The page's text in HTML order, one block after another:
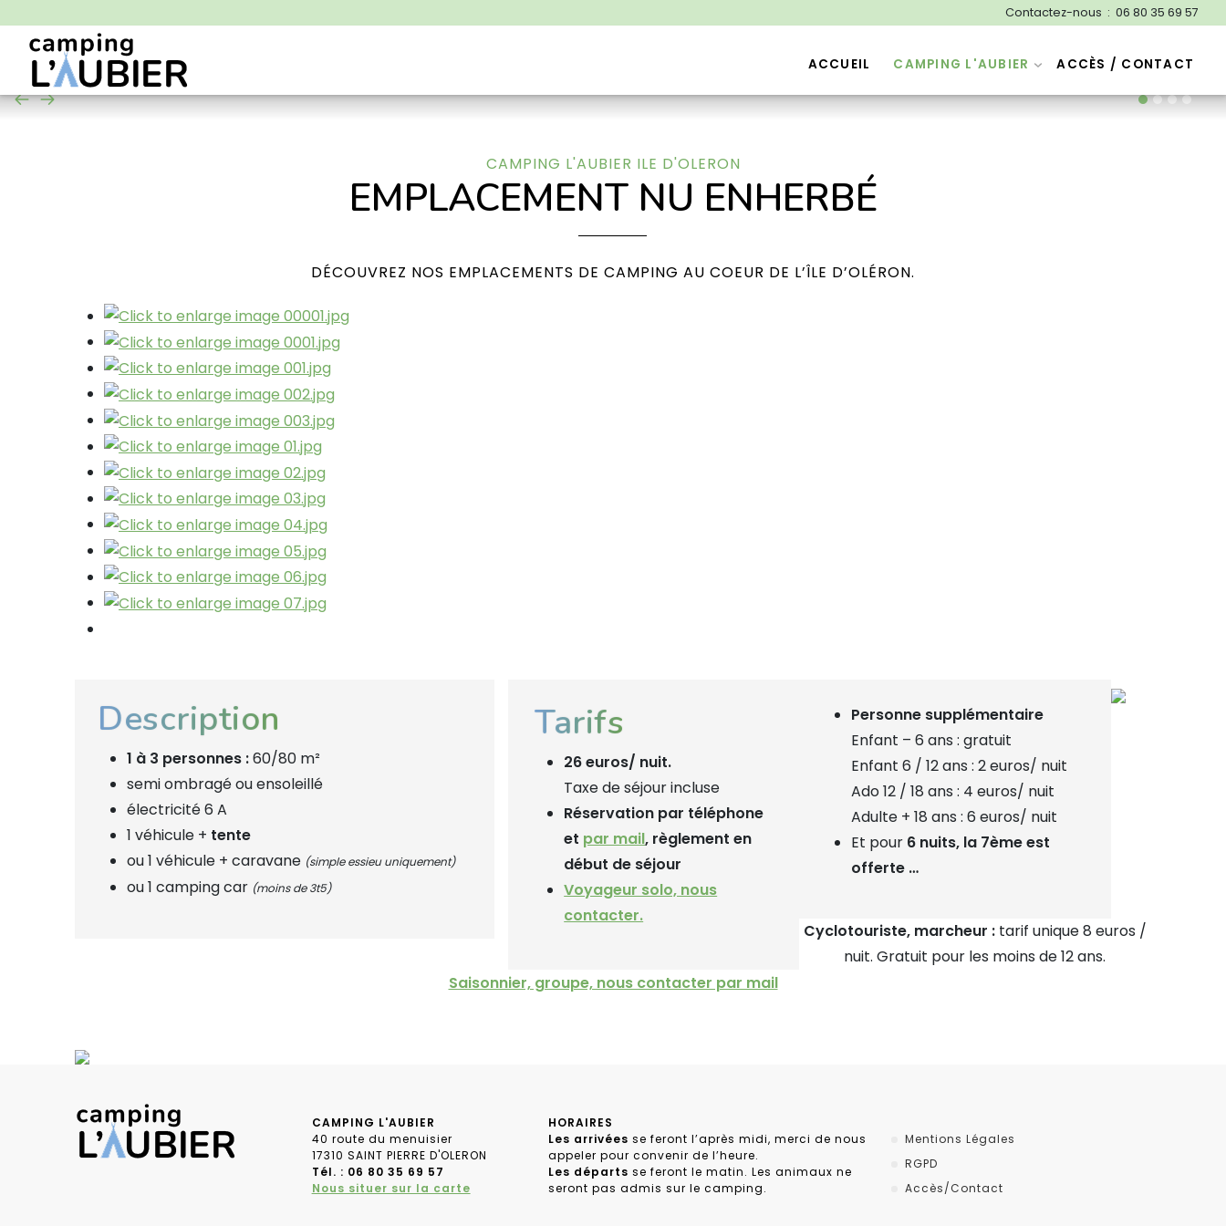
Contactez-nous : 06 80 35 69 57
ACCUEIL CAMPING L'AUBIER ACCÈS / CONTACT
CAMPING L'AUBIER ILE D'OLERON
EMPLACEMENT NU ENHERBÉ
DÉCOUVREZ NOS EMPLACEMENTS DE CAMPING AU COEUR DE L’ÎLE D’OLÉRON.
Description
1 à 3 personnes :60/80 m²
semi ombragé ou ensoleillé
électricité 6 A
1 véhicule + tente
ou 1 véhicule + caravane (simple essieu uniquement)
ou 1 camping car (moins de 3t5)
Tarifs
26 euros/ nuit.
Taxe de séjour incluse
Réservation par téléphone
et par mail, règlement en
début de séjour
Voyageur solo, nous
contacter.
Personne supplémentaire
Enfant – 6 ans : gratuit
Enfant 6 / 12 ans : 2 euros/ nuit
Ado 12 / 18 ans : 4 euros/ nuit
Adulte + 18 ans : 6 euros/ nuit
Et pour 6 nuits, la 7ème est
offerte …
Cyclotouriste, marcheur :tarif unique 8 euros /
nuit. Gratuit pour les moins de 12 ans.
Saisonnier, groupe, nous contacter par mail
CAMPING L'AUBIER
40 route du menuisier
17310 SAINT PIERRE D'OLERON
Tél. : 06 80 35 69 57
Nous situer sur la carte
HORAIRES
Les arrivées se feront l’après midi, merci de nous
appeler pour convenir de l’heure.
Les départs se feront le matin. Les animaux ne
seront pas admis sur le camping.
Mentions Légales
RGPD
Accès/Contact
Emplacements